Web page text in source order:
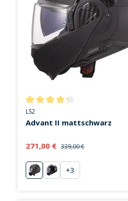
Durchschnittliche Bewertung
LS2
Advant II mattschwarz
271,00 € 339,00 €
mattschwarz
Astral mattsilber
+3